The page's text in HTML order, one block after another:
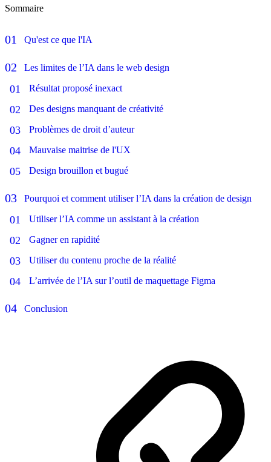
Sommaire
Qu'est ce que l'IA
Les limites de l’IA dans le web design
Résultat proposé inexact
Des designs manquant de créativité
Problèmes de droit d’auteur
Mauvaise maitrise de l'UX
Design brouillon et bugué
Pourquoi et comment utiliser l’IA dans la création de design
Utiliser l’IA comme un assistant à la création
Gagner en rapidité
Utiliser du contenu proche de la réalité
L’arrivée de l’IA sur l’outil de maquettage Figma
Conclusion